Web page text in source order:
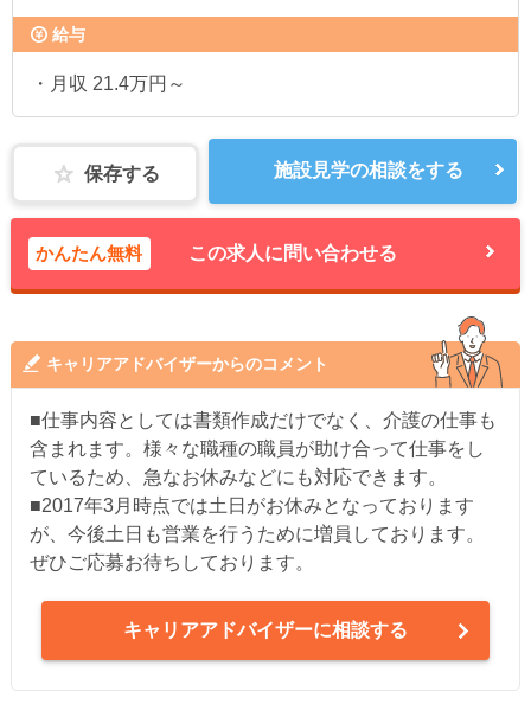
給与
・月収 21.4万円～
保存する 施設見学の相談をする
かんたん無料 この求人に問い合わせる
キャリアアドバイザーからのコメント
■仕事内容としては書類作成だけでなく、介護の仕事も
含まれます。様々な職種の職員が助け合って仕事をし
ているため、急なお休みなどにも対応できます。
■2017年3月時点では土日がお休みとなっております
が、今後土日も営業を行うために増員しております。
ぜひご応募お待ちしております。
キャリアアドバイザーに相談する